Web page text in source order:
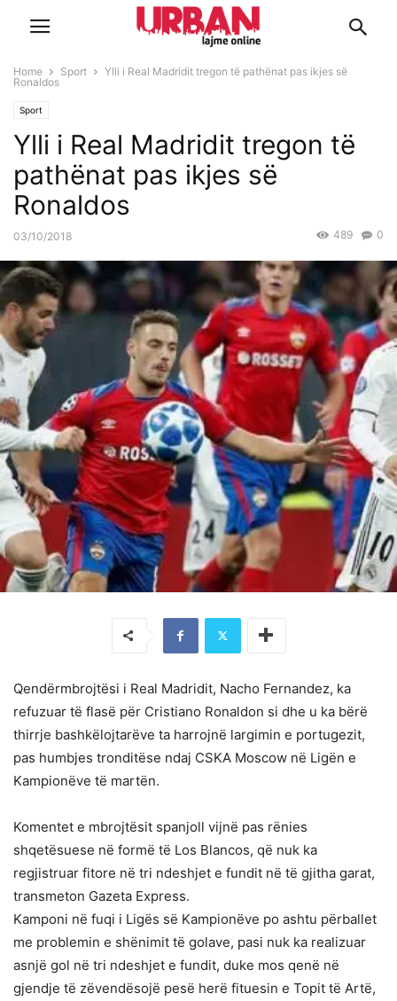
Home Sport
Ylli i Real Madridit tregon të pathënat pas ikjes së
Ronaldos
Sport
Ylli i Real Madridit tregon të
pathënat pas ikjes së
Ronaldos
03/10/2018 0
489
Qendërmbrojtësi i Real Madridit, Nacho Fernandez, ka
refuzuar të flasë për Cristiano Ronaldon si dhe u ka bërë
thirrje bashkëlojtarëve ta harrojnë largimin e portugezit,
pas humbjes tronditëse ndaj CSKA Moscow në Ligën e
Kampionëve të martën.
Komentet e mbrojtësit spanjoll vijnë pas rënies
shqetësuese në formë të Los Blancos, që nuk ka
regjistruar fitore në tri ndeshjet e fundit në të gjitha garat,
transmeton Gazeta Express.
Kamponi në fuqi i Ligës së Kampionëve po ashtu përballet
me problemin e shënimit të golave, pasi nuk ka realizuar
asnjë gol në tri ndeshjet e fundit, duke mos qenë në
gjendje të zëvendësojë pesë herë fituesin e Topit të Artë,